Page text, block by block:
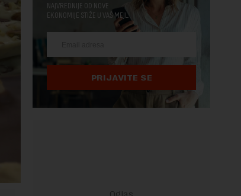
NAJVREDNIJE OD NOVE
EKONOMIJE STIŽE U VAŠ MEJL.
PRIJAVITE SE